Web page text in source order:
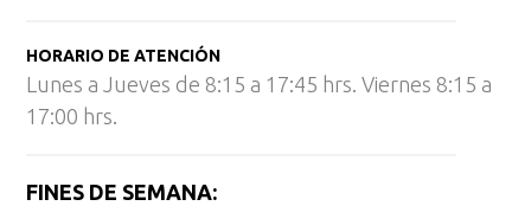
HORARIO DE ATENCIÓN
Lunes a Jueves de 8:15 a 17:45 hrs. Viernes 8:15 a
17:00 hrs.
FINES DE SEMANA: